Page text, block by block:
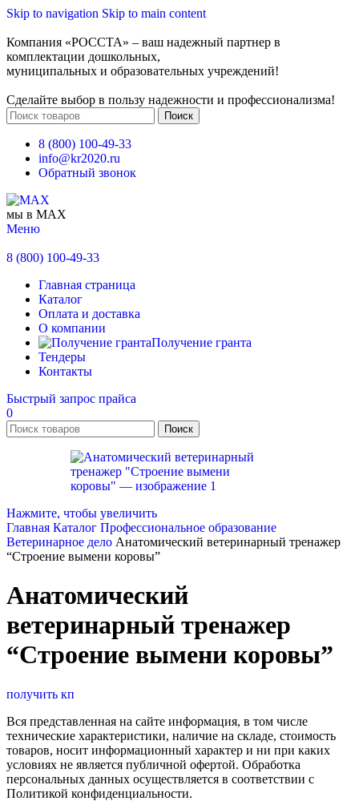
Skip to navigation Skip to main content
Компания «РОССТА» – ваш надежный партнер в
комплектации дошкольных,
муниципальных и образовательных учреждений!
Сделайте выбор в пользу надежности и профессионализма!
Поиск
8 (800) 100-49-33
info@kr2020.ru
Обратный звонок
мы в MAX
Меню
8 (800) 100-49-33
Главная страница
Каталог
Оплата и доставка
О компании
Получение гранта
Тендеры
Контакты
Быстрый запрос прайса
0
Поиск
Нажмите, чтобы увеличить
Главная Каталог Профессиональное образование
Ветеринарное дело Анатомический ветеринарный тренажер
“Строение вымени коровы”
Анатомический
ветеринарный тренажер
“Строение вымени коровы”
получить кп
Вся представленная на сайте информация, в том числе
технические характеристики, наличие на складе, стоимость
товаров, носит информационный характер и ни при каких
условиях не является публичной офертой. Обработка
персональных данных осуществляется в соответствии с
Политикой конфиденциальности.